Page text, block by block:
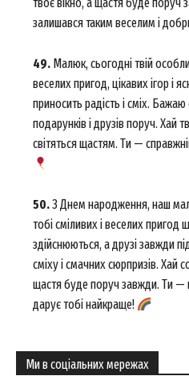
залишався таким веселим і
49. Малюк, сьогодні твій
веселих пригод, цікавих ігор і
приносить радість і сміх.
подарунків і друзів поруч. Хай
світяться щастям. Ти —
50.З Днем народження, наш
тобі сміливих і веселих пригод
здійснюються, а друзі завжди
сміху і смачних сюрпризів. Хай
щастя буде поруч завжди. Ти —
дарує тобі найкраще!
Ми в соціальних мережах